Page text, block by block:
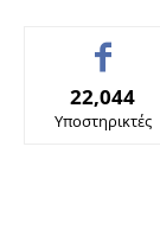
22,044
Υποστηρικτές